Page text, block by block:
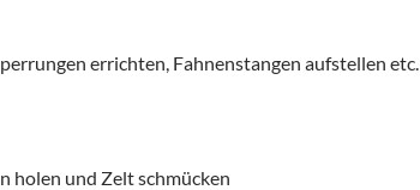
errichten, Fahnenstangen aufstellen etc.
holen und Zelt schmücken